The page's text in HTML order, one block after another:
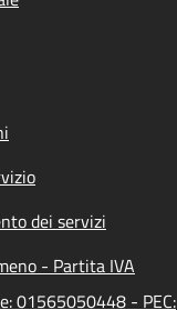
dei servizi
- Partita IVA
01565050448 - PEC: